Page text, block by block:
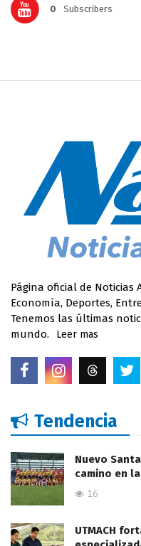
0 Subscribers
Página oficial de Noticias
Economía, Deportes,
Tenemos las últimas
mundo.
Leer mas
Tendencia
Nuevo
camino en
16
UTMACH